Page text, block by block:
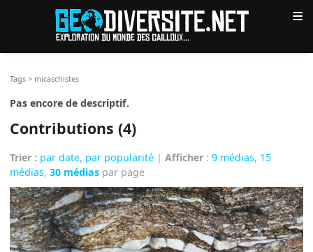
≡
Tags > micaschistes
Pas encore de descriptif.
Contributions (4)
Trier : par date, par popularité |Afficher :9 médias, 15
médias,30 médias par page